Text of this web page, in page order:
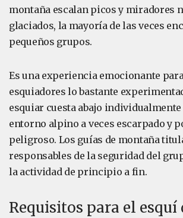
montaña escalan picos y miradores
glaciados, la mayoría de las veces
pequeños grupos.
Es una experiencia emocionante
esquiadores lo bastante
esquiar cuesta abajo
entorno alpino a veces escarpado y
peligroso. Los guías de montaña
responsables de la seguridad del
la actividad de principio a fin.
Requisitos para el esquí